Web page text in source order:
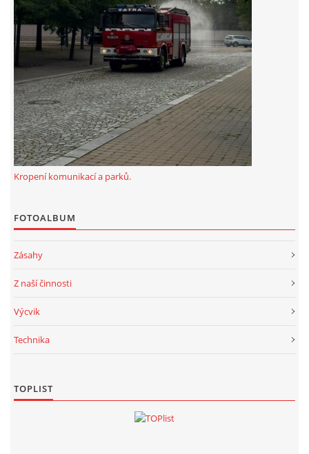
Kropení komunikací a parků.
FOTOALBUM
Zásahy
Z naší činnosti
Výcvik
Technika
TOPLIST